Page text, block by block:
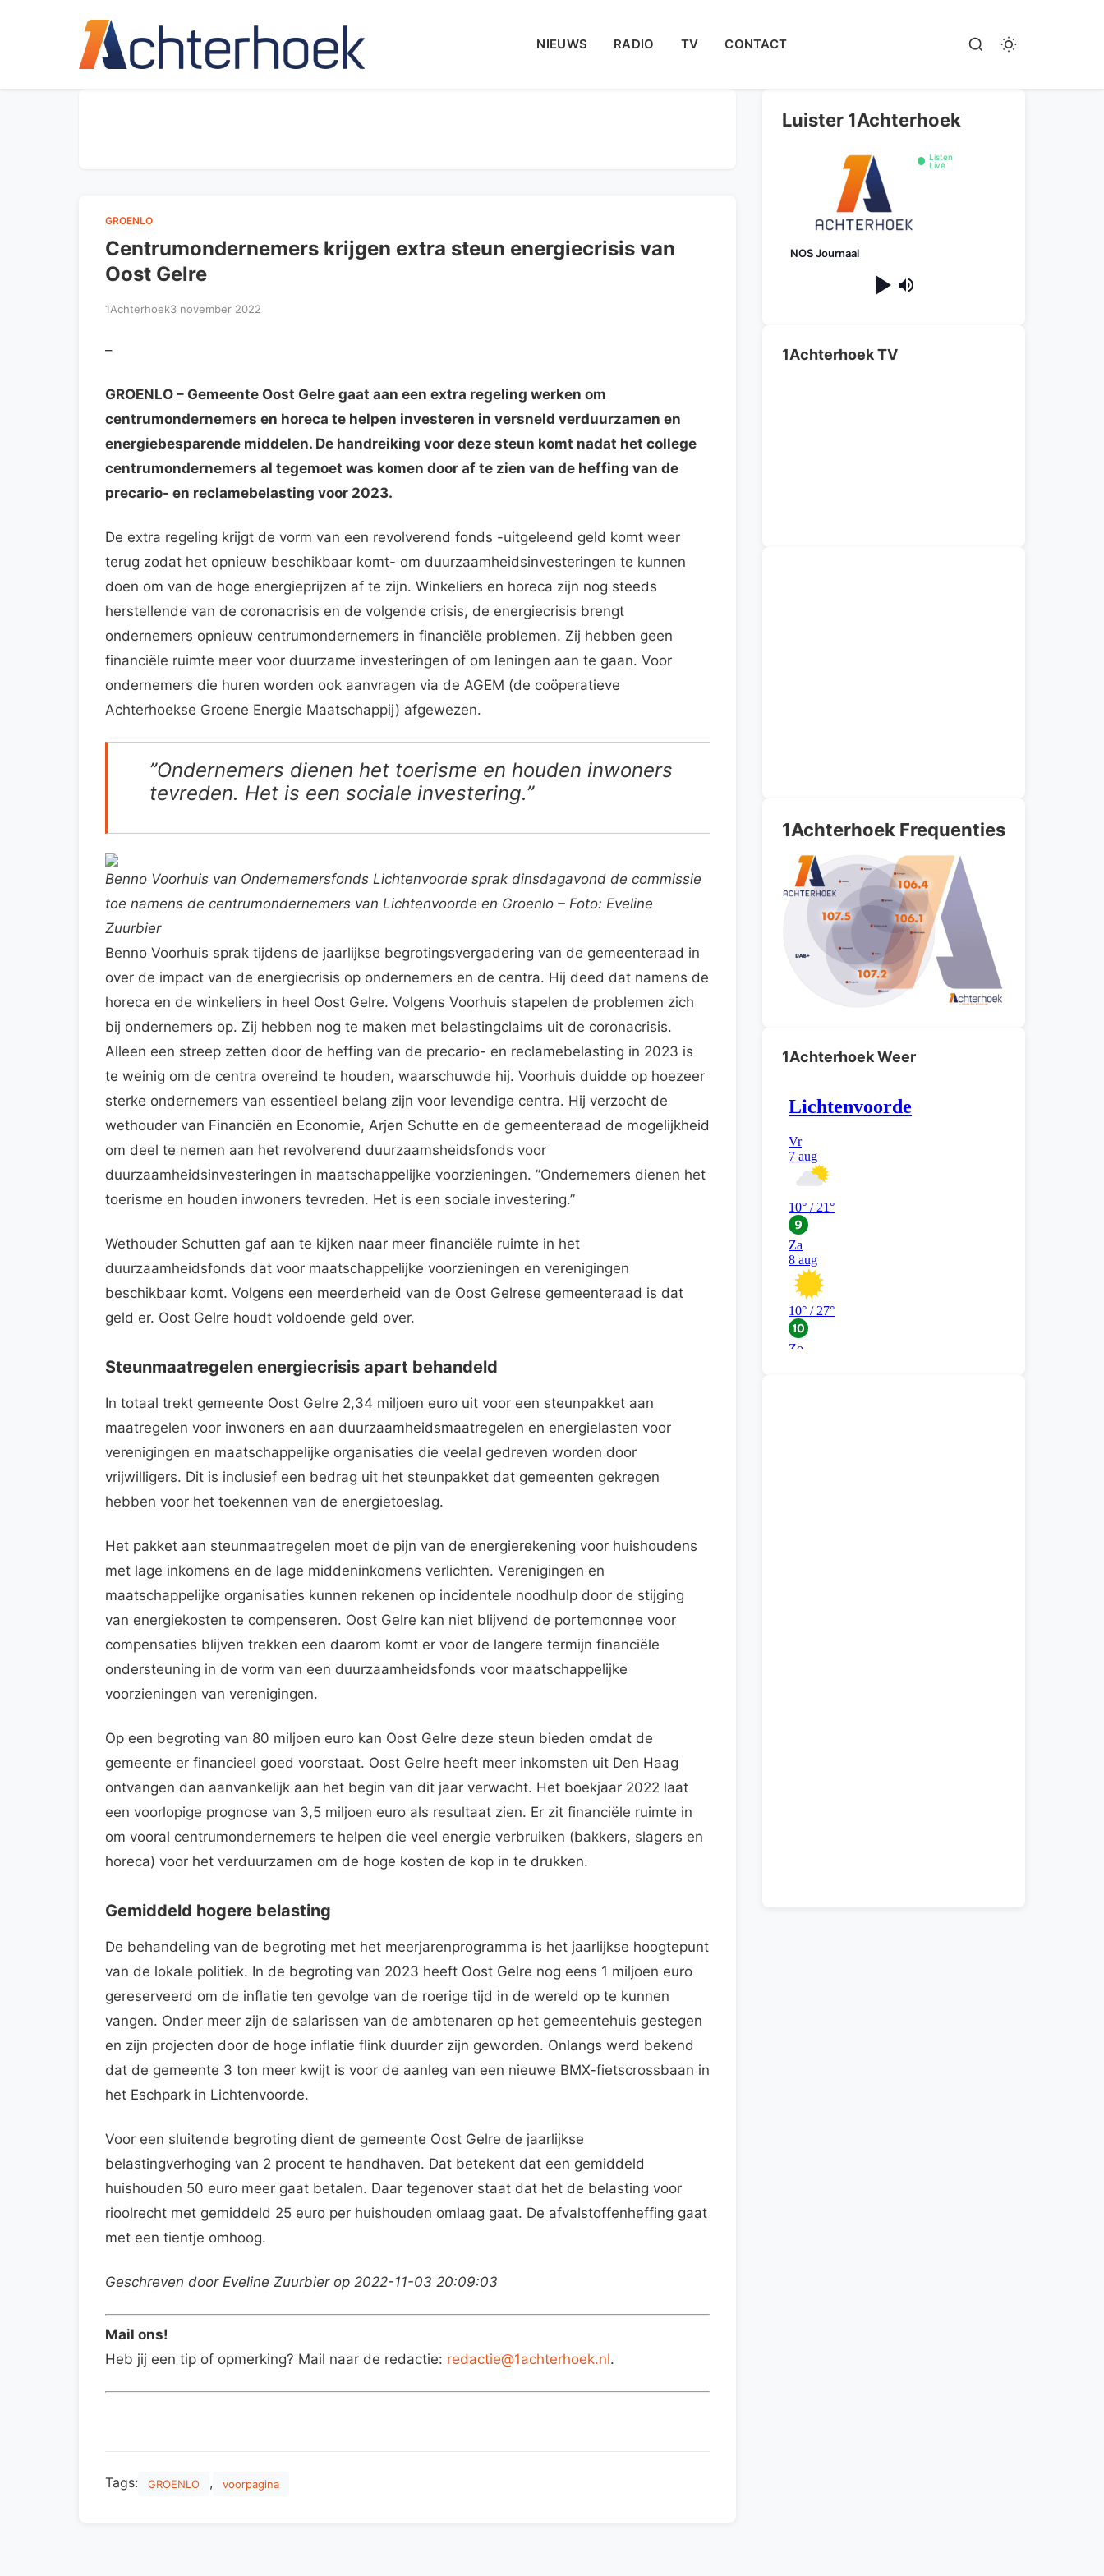
NIEUWS RADIO TV CONTACT
GROENLO
Centrumondernemers krijgen extra steun energiecrisis van
Oost Gelre
1Achterhoek3 november 2022
–
GROENLO – Gemeente Oost Gelre gaat aan een extra regeling werken om
centrumondernemers en horeca te helpen investeren in versneld verduurzamen en
energiebesparende middelen. De handreiking voor deze steun komt nadat het college
centrumondernemers al tegemoet was komen door af te zien van de heffing van de
precario- en reclamebelasting voor 2023.
De extra regeling krijgt de vorm van een revolverend fonds -uitgeleend geld komt weer
terug zodat het opnieuw beschikbaar komt- om duurzaamheidsinvesteringen te kunnen
doen om van de hoge energieprijzen af te zijn. Winkeliers en horeca zijn nog steeds
herstellende van de coronacrisis en de volgende crisis, de energiecrisis brengt
ondernemers opnieuw centrumondernemers in financiële problemen. Zij hebben geen
financiële ruimte meer voor duurzame investeringen of om leningen aan te gaan. Voor
ondernemers die huren worden ook aanvragen via de AGEM (de coöperatieve
Achterhoekse Groene Energie Maatschappij) afgewezen.
”Ondernemers dienen het toerisme en houden inwoners
tevreden. Het is een sociale investering.”
Benno Voorhuis van Ondernemersfonds Lichtenvoorde sprak dinsdagavond de commissie
toe namens de centrumondernemers van Lichtenvoorde en Groenlo – Foto: Eveline
Zuurbier
Benno Voorhuis sprak tijdens de jaarlijkse begrotingsvergadering van de gemeenteraad in
over de impact van de energiecrisis op ondernemers en de centra. Hij deed dat namens de
horeca en de winkeliers in heel Oost Gelre. Volgens Voorhuis stapelen de problemen zich
bij ondernemers op. Zij hebben nog te maken met belastingclaims uit de coronacrisis.
Alleen een streep zetten door de heffing van de precario- en reclamebelasting in 2023 is
te weinig om de centra overeind te houden, waarschuwde hij. Voorhuis duidde op hoezeer
sterke ondernemers van essentieel belang zijn voor levendige centra. Hij verzocht de
wethouder van Financiën en Economie, Arjen Schutte en de gemeenteraad de mogelijkheid
om deel te nemen aan het revolverend duurzaamsheidsfonds voor
duurzaamheidsinvesteringen in maatschappelijke voorzieningen. ”Ondernemers dienen het
toerisme en houden inwoners tevreden. Het is een sociale investering.”
Wethouder Schutten gaf aan te kijken naar meer financiële ruimte in het
duurzaamheidsfonds dat voor maatschappelijke voorzieningen en verenigingen
beschikbaar komt. Volgens een meerderheid van de Oost Gelrese gemeenteraad is dat
geld er. Oost Gelre houdt voldoende geld over.
Steunmaatregelen energiecrisis apart behandeld
In totaal trekt gemeente Oost Gelre 2,34 miljoen euro uit voor een steunpakket aan
maatregelen voor inwoners en aan duurzaamheidsmaatregelen en energielasten voor
verenigingen en maatschappelijke organisaties die veelal gedreven worden door
vrijwilligers. Dit is inclusief een bedrag uit het steunpakket dat gemeenten gekregen
hebben voor het toekennen van de energietoeslag.
Het pakket aan steunmaatregelen moet de pijn van de energierekening voor huishoudens
met lage inkomens en de lage middeninkomens verlichten. Verenigingen en
maatschappelijke organisaties kunnen rekenen op incidentele noodhulp door de stijging
van energiekosten te compenseren. Oost Gelre kan niet blijvend de portemonnee voor
compensaties blijven trekken een daarom komt er voor de langere termijn financiële
ondersteuning in de vorm van een duurzaamheidsfonds voor maatschappelijke
voorzieningen van verenigingen.
Op een begroting van 80 miljoen euro kan Oost Gelre deze steun bieden omdat de
gemeente er financieel goed voorstaat. Oost Gelre heeft meer inkomsten uit Den Haag
ontvangen dan aanvankelijk aan het begin van dit jaar verwacht. Het boekjaar 2022 laat
een voorlopige prognose van 3,5 miljoen euro als resultaat zien. Er zit financiële ruimte in
om vooral centrumondernemers te helpen die veel energie verbruiken (bakkers, slagers en
horeca) voor het verduurzamen om de hoge kosten de kop in te drukken.
Gemiddeld hogere belasting
De behandeling van de begroting met het meerjarenprogramma is het jaarlijkse hoogtepunt
van de lokale politiek. In de begroting van 2023 heeft Oost Gelre nog eens 1 miljoen euro
gereserveerd om de inflatie ten gevolge van de roerige tijd in de wereld op te kunnen
vangen. Onder meer zijn de salarissen van de ambtenaren op het gemeentehuis gestegen
en zijn projecten door de hoge inflatie flink duurder zijn geworden. Onlangs werd bekend
dat de gemeente 3 ton meer kwijt is voor de aanleg van een nieuwe BMX-fietscrossbaan in
het Eschpark in Lichtenvoorde.
Voor een sluitende begroting dient de gemeente Oost Gelre de jaarlijkse
belastingverhoging van 2 procent te handhaven. Dat betekent dat een gemiddeld
huishouden 50 euro meer gaat betalen. Daar tegenover staat dat het de belasting voor
rioolrecht met gemiddeld 25 euro per huishouden omlaag gaat. De afvalstoffenheffing gaat
met een tientje omhoog.
Geschreven door Eveline Zuurbier op 2022-11-03 20:09:03
Mail ons!
Heb jij een tip of opmerking? Mail naar de redactie: redactie@1achterhoek.nl.
Tags: GROENLO , voorpagina
Luister 1Achterhoek
Listen
Live
NOS Journaal
1Achterhoek TV
1Achterhoek Frequenties
1Achterhoek Weer